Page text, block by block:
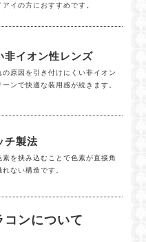
イの方におすすめです。
非イオン性レンズ
の原因を引き付けにくい非イオン
ンで快適な装用感が続きます。
チ製法
素を挟み込むことで色素が直接角
ない構造です。
コンについて